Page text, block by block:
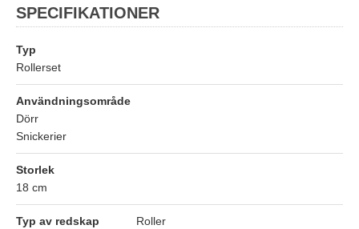
SPECIFIKATIONER
Typ
Rollerset
Användningsområde
Dörr
Snickerier
Storlek
18 cm
Typ av redskap Roller